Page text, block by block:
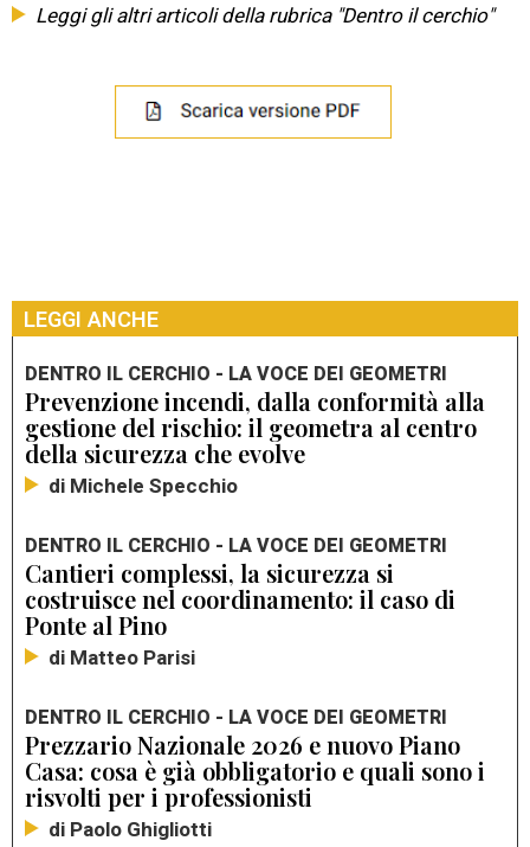
Leggi gli altri articoli della rubrica "Dentro il cerchio"
LEGGI ANCHE
DENTRO IL CERCHIO - LA VOCE DEI GEOMETRI
Prevenzione incendi, dalla conformità alla
gestione del rischio: il geometra al centro
della sicurezza che evolve
di Michele Specchio
DENTRO IL CERCHIO - LA VOCE DEI GEOMETRI
Cantieri complessi, la sicurezza si
costruisce nel coordinamento: il caso di
Ponte al Pino
di Matteo Parisi
DENTRO IL CERCHIO - LA VOCE DEI GEOMETRI
Prezzario Nazionale 2026 e nuovo Piano
Casa: cosa è già obbligatorio e quali sono i
risvolti per i professionisti
di Paolo Ghigliotti